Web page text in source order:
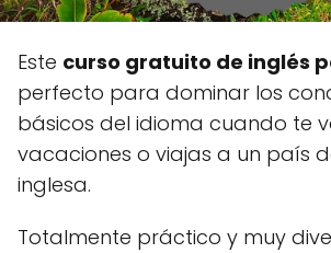
Este curso gratuito de inglés
perfecto para dominar los
básicos del idioma cuando te
vacaciones o viajas a un país
inglesa.
Totalmente práctico y muy